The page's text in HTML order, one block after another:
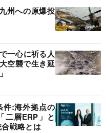
州への原爆投
一心に祈る人
空襲で生き延
件:海外拠点の
二層ERP」と
戦略とは